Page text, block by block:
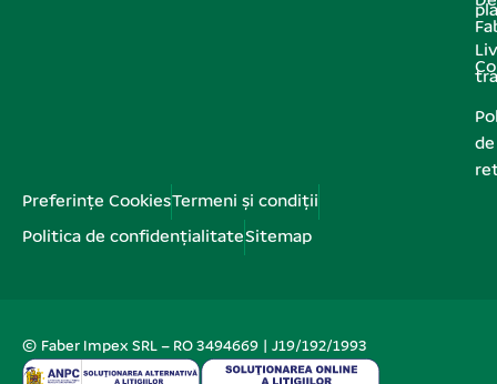
de
Preferințe CookiesTermeni și condiții
Politica de confidențialitateSitemap
© Faber Impex SRL – RO 3494669 | J19/192/1993